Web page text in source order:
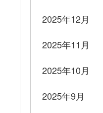
2025年12月
2025年11月
2025年10月
2025年9月